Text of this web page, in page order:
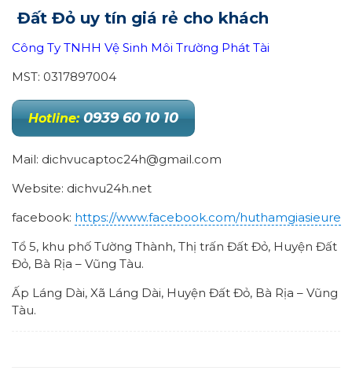
Đất Đỏ uy tín giá rẻ cho khách
Công Ty TNHH Vệ Sinh Môi Trường Phát Tài
MST: 0317897004
Hotline:0939 60 10 10
Mail: dichvucaptoc24h@gmail.com
Website: dichvu24h.net
facebook: https://www.facebook.com/huthamgiasieure
Tổ 5, khu phố Tường Thành, Thị trấn Đất Đỏ, Huyện Đất
Đỏ, Bà Rịa – Vũng Tàu.
Ấp Láng Dài, Xã Láng Dài, Huyện Đất Đỏ, Bà Rịa – Vũng
Tàu.